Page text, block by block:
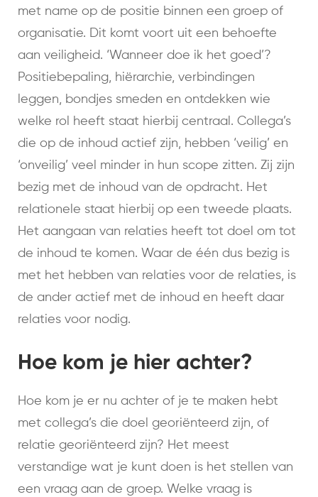
met name op de positie binnen een groep of
organisatie. Dit komt voort uit een behoefte
aan veiligheid. ‘Wanneer doe ik het goed’?
Positiebepaling, hiërarchie, verbindingen
leggen, bondjes smeden en ontdekken wie
welke rol heeft staat hierbij centraal. Collega’s
die op de inhoud actief zijn, hebben ‘veilig’ en
‘onveilig’ veel minder in hun scope zitten. Zij zijn
bezig met de inhoud van de opdracht. Het
relationele staat hierbij op een tweede plaats.
Het aangaan van relaties heeft tot doel om tot
de inhoud te komen. Waar de één dus bezig is
met het hebben van relaties voor de relaties, is
de ander actief met de inhoud en heeft daar
relaties voor nodig.
Hoe kom je hier achter?
Hoe kom je er nu achter of je te maken hebt
met collega’s die doel georiënteerd zijn, of
relatie georiënteerd zijn? Het meest
verstandige wat je kunt doen is het stellen van
een vraag aan de groep. Welke vraag is